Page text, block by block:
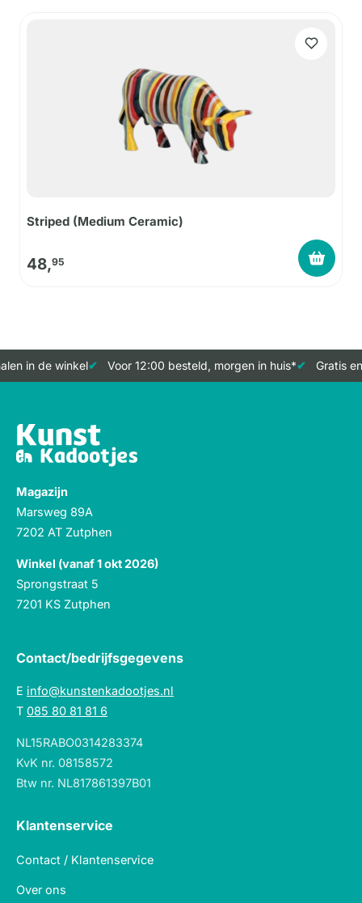
Striped (Medium Ceramic)
48,95
in de winkel Voor 12:00 besteld, morgen in huis* Gratis
Magazijn
Marsweg 89A
7202 AT Zutphen
Winkel (vanaf 1 okt 2026)
Sprongstraat 5
7201 KS Zutphen
Contact/bedrijfsgegevens
E info@kunstenkadootjes.nl
T 085 80 81 81 6
NL15RABO0314283374
KvK nr. 08158572
Btw nr. NL817861397B01
Klantenservice
Contact / Klantenservice
Over ons